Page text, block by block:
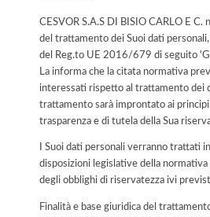
CESVOR S.A.S DI BISIO CARLO E C.
del trattamento dei Suoi dati
del Reg.to UE 2016/679 di seguito
La informa che la citata normativa
interessati rispetto al trattamento dei
trattamento sarà improntato ai
trasparenza e di tutela della Sua
I Suoi dati personali verranno trattati
disposizioni legislative della normativa
degli obblighi di riservatezza ivi
Finalità e base giuridica del